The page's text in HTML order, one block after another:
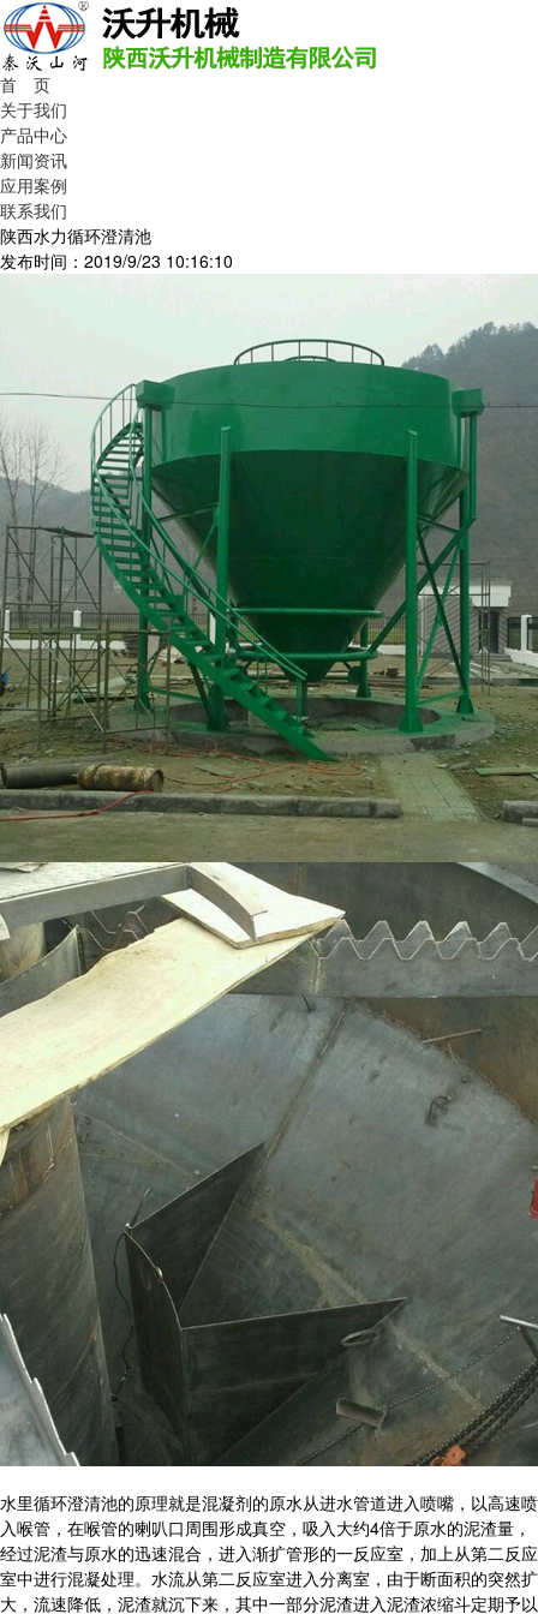
首 页
关于我们
产品中心
新闻资讯
应用案例
联系我们
陕西水力循环澄清池
发布时间：2019/9/23 10:16:10
水里循环澄清池的原理就是混凝剂的原水从进水管道进入喷嘴，以高速喷
入喉管，在喉管的喇叭口周围形成真空，吸入大约4倍于原水的泥渣量，
经过泥渣与原水的迅速混合，进入渐扩管形的一反应室，加上从第二反应
室中进行混凝处理。水流从第二反应室进入分离室，由于断面积的突然扩
大，流速降低，泥渣就沉下来，其中一部分泥渣进入泥渣浓缩斗定期予以